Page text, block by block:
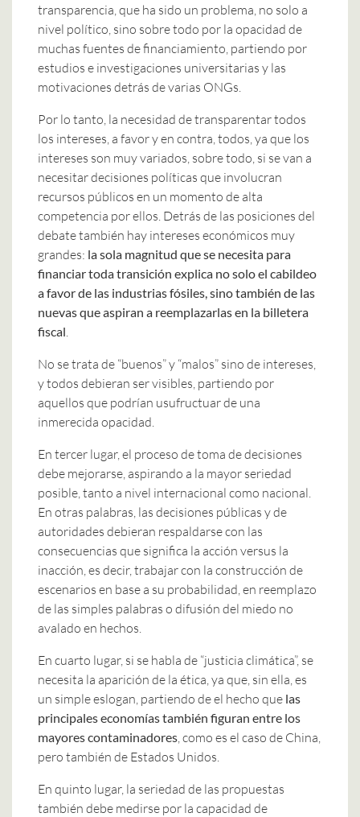
transparencia, que ha sido un problema, no solo a
nivel político, sino sobre todo por la opacidad de
muchas fuentes de financiamiento, partiendo por
estudios e investigaciones universitarias y las
motivaciones detrás de varias ONGs.
Por lo tanto, la necesidad de transparentar todos
los intereses, a favor y en contra, todos, ya que los
intereses son muy variados, sobre todo, si se van a
necesitar decisiones políticas que involucran
recursos públicos en un momento de alta
competencia por ellos. Detrás de las posiciones del
debate también hay intereses económicos muy
grandes: la sola magnitud que se necesita para
financiar toda transición explica no solo el cabildeo
a favor de las industrias fósiles, sino también de las
nuevas que aspiran a reemplazarlas en la billetera
fiscal
No se trata de “buenos” y “malos” sino de intereses,
y todos debieran ser visibles, partiendo por
aquellos que podrían usufructuar de una
inmerecida opacidad.
En tercer lugar, el proceso de toma de decisiones
debe mejorarse, aspirando a la mayor seriedad
posible, tanto a nivel internacional como nacional.
En otras palabras, las decisiones públicas y de
autoridades debieran respaldarse con las
consecuencias que significa la acción versus la
inacción, es decir, trabajar con la construcción de
escenarios en base a su probabilidad, en reemplazo
de las simples palabras o difusión del miedo no
avalado en hechos.
En cuarto lugar, si se habla de “justicia climática”, se
necesita la aparición de la ética, ya que, sin ella, es
un simple eslogan, partiendo de el hecho que las
principales economías también figuran entre los
mayores contaminadores , como es el caso de China,
pero también de Estados Unidos.
En quinto lugar, la seriedad de las propuestas
también debe medirse por la capacidad de